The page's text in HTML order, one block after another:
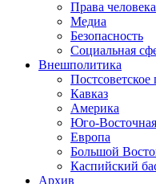
Права человека
Медиа
Безопасность
Социальная
Внешполитика
Постсоветское
Кавказ
Америка
Юго-
Европа
Большой
Каспийский
Архив